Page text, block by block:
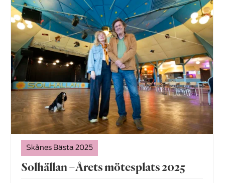
Skånes Bästa 2025
Solhällan –Årets mötesplats 2025